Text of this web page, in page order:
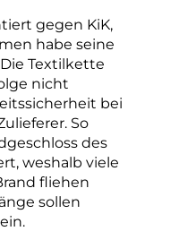
gegen KiK,
habe seine
Textilkette
nicht
bei
So
des
weshalb viele
fliehen
sollen